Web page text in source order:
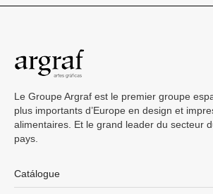
Le Groupe Argraf est le premier groupe
plus importants d’Europe en design et
alimentaires. Et le grand leader du secteur
pays.
Catálogue